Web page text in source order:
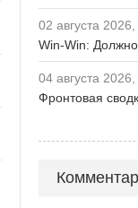
02 августа
Win-Win:
04 августа
Фронтовая